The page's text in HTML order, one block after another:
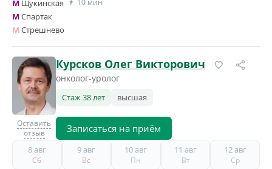
M Щукинская 10 мин
MСпартак
M Стрешнево
Оставить
отзыв
Курсков Олег Викторович
онколог-уролог
Стаж 38 лет высшая
Записаться на приём
8 авг
Сб
9 авг
Вс
10 авг
Пн
11 авг
Вт
12 авг
Ср